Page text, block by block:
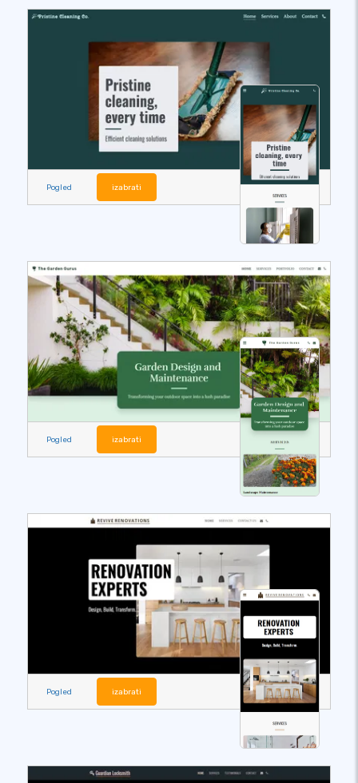
Pogled izabrati
Pogled izabrati
Pogled izabrati